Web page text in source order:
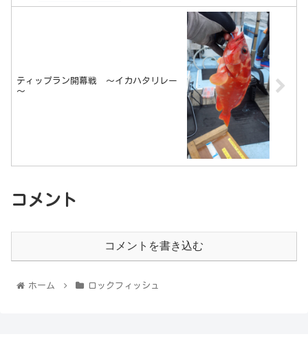
ティップラン開幕戦 ～イカハタリレー
～
コメント
コメントを書き込む
ホーム ロックフィッシュ